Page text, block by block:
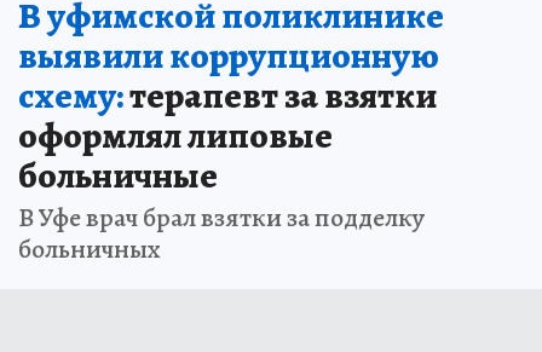
В уфимской поликлинике
выявили коррупционную
схему:терапевт за взятки
оформлял липовые
больничные
В Уфе врач брал взятки за подделку
больничных